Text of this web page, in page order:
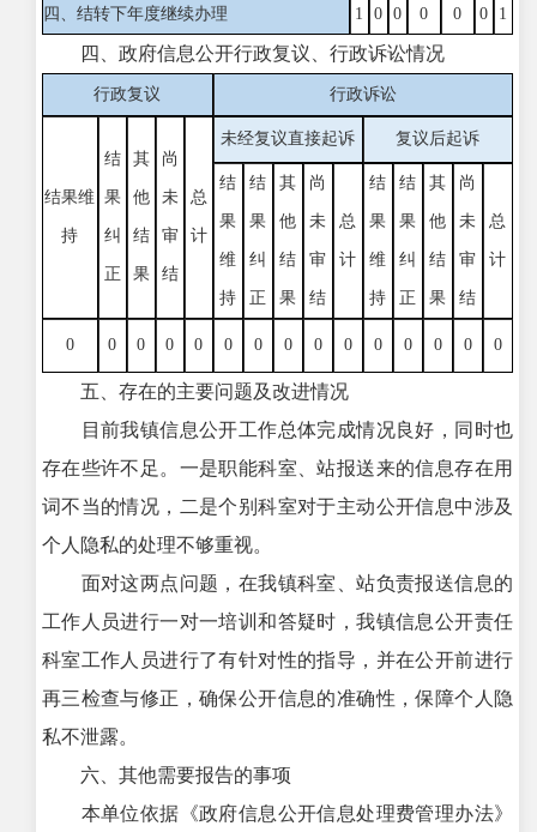
四、结转下年度继续办理 1 0 0 0 0 0 1
四、政府信息公开行政复议、行政诉讼情况
行政复议 行政诉讼
结果维
持
结
果
纠
正
其
他
结
果
尚
未
审
结
总
计
未经复议直接起诉 复议后起诉
结
果
维
持
结
果
纠
正
其
他
结
果
尚
未
审
结
总
计
结
果
维
持
结
果
纠
正
其
他
结
果
尚
未
审
结
总
计
0 0 0 0 0 0 0 0 0 0 0 0 0 0 0
五、存在的主要问题及改进情况
目前我镇信息公开工作总体完成情况良好，同时也
存在些许不足。一是职能科室、站报送来的信息存在用
词不当的情况，二是个别科室对于主动公开信息中涉及
个人隐私的处理不够重视。
面对这两点问题，在我镇科室、站负责报送信息的
工作人员进行一对一培训和答疑时，我镇信息公开责任
科室工作人员进行了有针对性的指导，并在公开前进行
再三检查与修正，确保公开信息的准确性，保障个人隐
私不泄露。
六、其他需要报告的事项
本单位依据《政府信息公开信息处理费管理办法》